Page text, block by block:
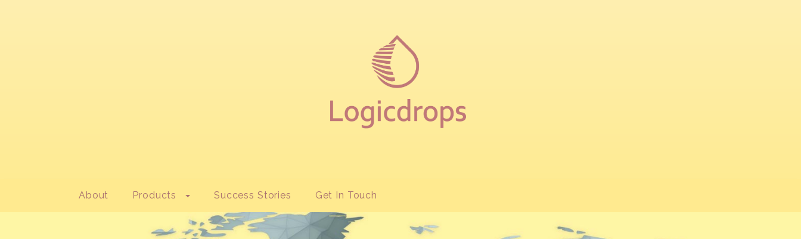
About Products Success Stories Get In Touch